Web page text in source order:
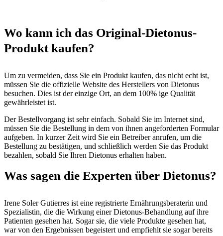
Wo kann ich das Original-Dietonus-
Produkt kaufen?
Um zu vermeiden, dass Sie ein Produkt kaufen, das nicht echt ist,
müssen Sie die offizielle Website des Herstellers von Dietonus
besuchen. Dies ist der einzige Ort, an dem 100% ige Qualität
gewährleistet ist.
Der Bestellvorgang ist sehr einfach. Sobald Sie im Internet sind,
müssen Sie die Bestellung in dem von ihnen angeforderten Formular
aufgeben. In kurzer Zeit wird Sie ein Betreiber anrufen, um die
Bestellung zu bestätigen, und schließlich werden Sie das Produkt
bezahlen, sobald Sie Ihren Dietonus erhalten haben.
Was sagen die Experten über Dietonus?
Irene Soler Gutierres ist eine registrierte Ernährungsberaterin und
Spezialistin, die die Wirkung einer Dietonus-Behandlung auf ihre
Patienten gesehen hat. Sogar sie, die viele Produkte gesehen hat,
war von den Ergebnissen begeistert und empfiehlt sie sogar bereits